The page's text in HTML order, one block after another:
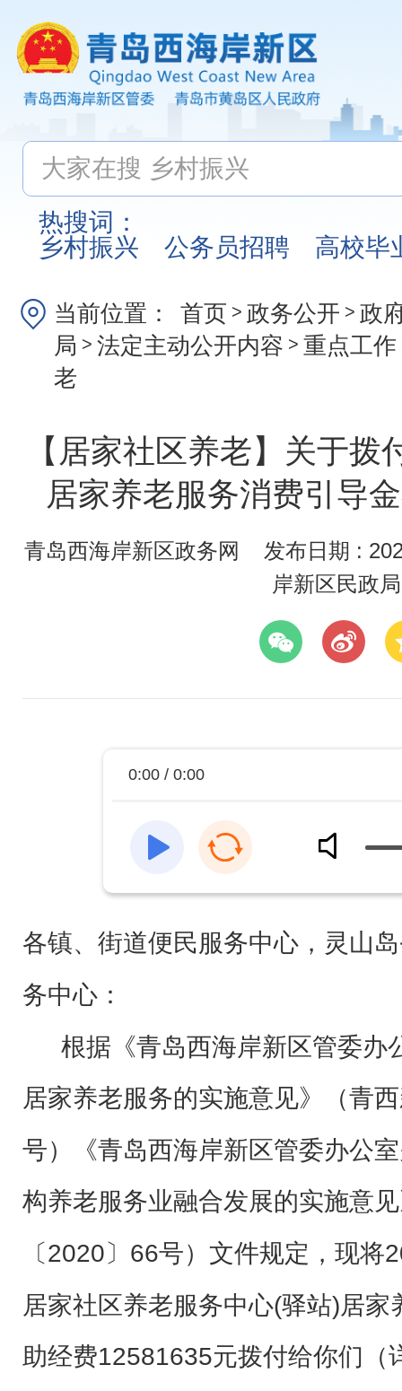
热搜词：
乡村振兴
公务员招聘 高校毕
当前位置： 首页 > 政务公开 > 政
局 > 法定主动公开内容 > 重点工作
老
【居家社区养老】关于
居家养老服务消费引导
青岛西海岸新区政务网
发布日期 :
岸新区民政局
0:00 / 0:00
各镇、街道便民服务中心，灵山
务中心 ：
根据《青岛西海岸新区管委办
居家养老服务的实施意见》（青
号）《青岛西海岸新区管委办公
构养老服务业融合发展的实施意
〔2020〕66号）文件规定，现将
居家社区养老服务中心(驿站)居
助经费12581635元拨付给你们（